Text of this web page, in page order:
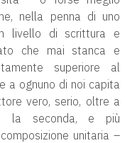
nella penna di uno
livello di scrittura e
che mai stanca e
superiore al
a ognuno di noi capita
vero, serio, oltre a
la seconda, e più
unitaria –